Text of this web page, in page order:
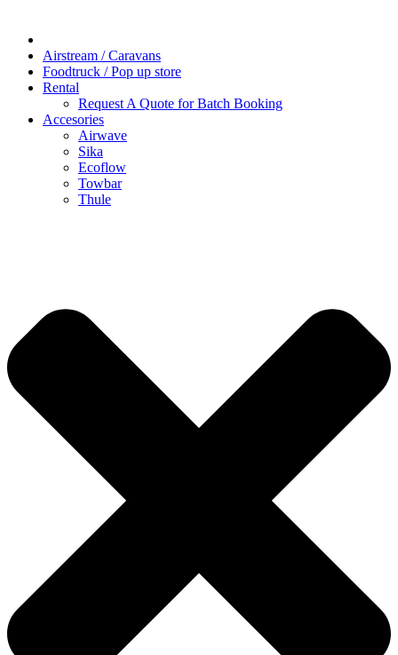
Airstream / Caravans
Foodtruck / Pop up store
Rental
Request A Quote for Batch Booking
Accesories
Airwave
Sika
Ecoflow
Towbar
Thule